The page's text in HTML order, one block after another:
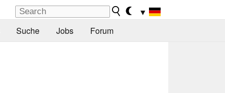
▼
Suche Jobs Forum